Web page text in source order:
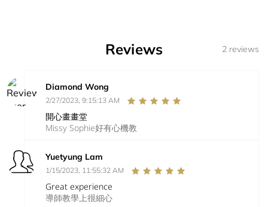
Reviews 2 reviews
Diamond Wong
2/27/2023, 9:15:13 AM
開心畫畫堂
Missy Sophie好有心機教
Yuetyung Lam
1/15/2023, 11:55:32 AM
Great experience
導師教學上很細心